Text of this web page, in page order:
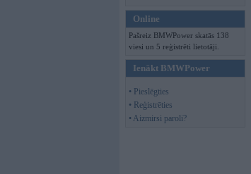
Online
Pašreiz BMWPower skatās 138
viesi un 5 reģistrēti lietotāji.
Ienākt BMWPower
• Pieslēgties
• Reģistrēties
• Aizmirsi paroli?